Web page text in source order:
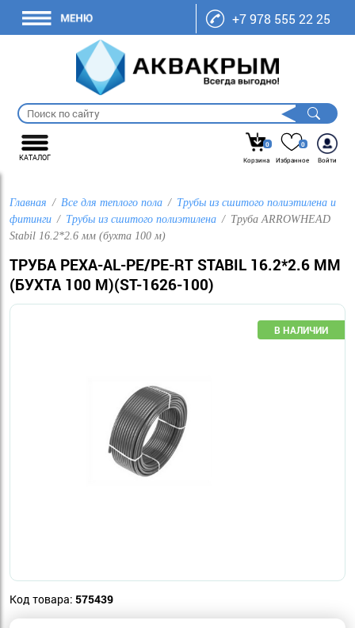
+7 978 555 22 25
КАТАЛОГ
0
Корзина
0
Избранное
Войти
Главная Все для теплого пола
Трубы из сшитого полиэтилена и
фитинги
Трубы из сшитого полиэтилена
Труба ARROWHEAD
Stabil 16.2*2.6 мм (бухта 100 м)
ТРУБА PEXA-AL-PE/PE-RT STABIL 16.2*2.6 ММ
(БУХТА 100 М)(ST-1626-100)
Код товара: 575439